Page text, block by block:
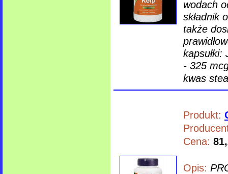
wodach
składnik
także
- 325
kwas
Produkt:
Cena:
Opis: